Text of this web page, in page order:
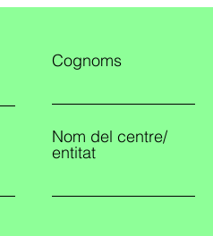
Cognoms
Nom del centre/
entitat